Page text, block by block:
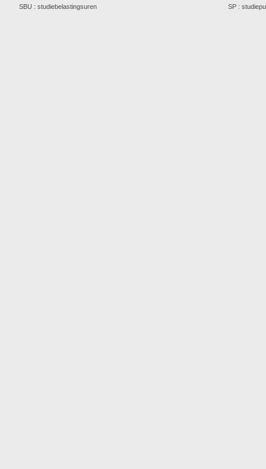
SBU : studiebelastingsuren
SP :